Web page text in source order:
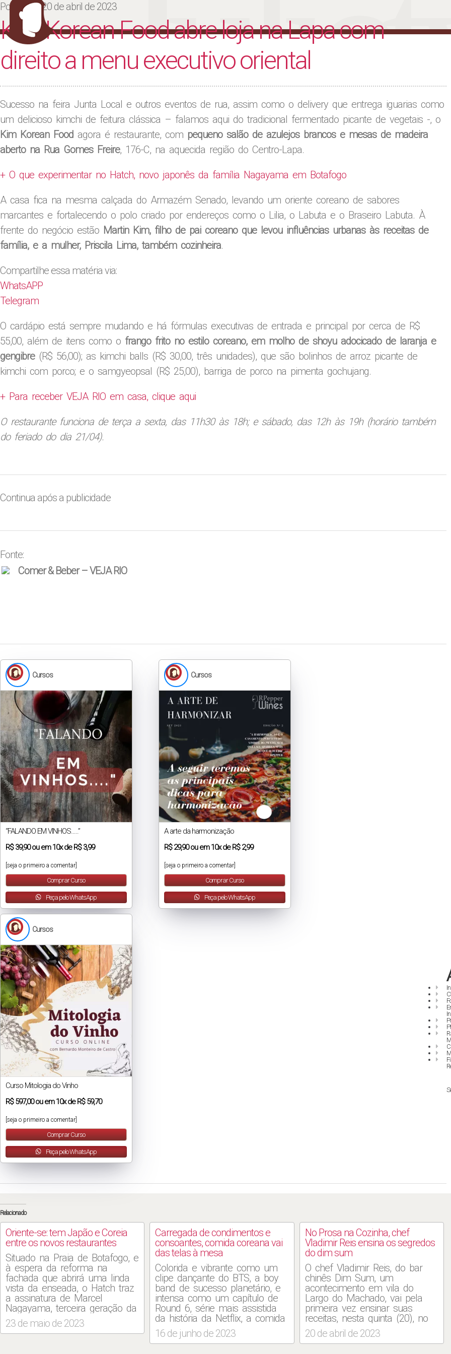
Posted on20 de abril de 2023
Kim Korean Food abre loja na Lapa com
direito a menu executivo oriental
Sucesso na feira Junta Local e outros eventos de rua, assim como o delivery que entrega iguarias como
um delicioso kimchi de feitura clássica – falamos aqui do tradicional fermentado picante de vegetais -, o
Kim Korean Food agora é restaurante, com pequeno salão de azulejos brancos e mesas de madeira
aberto na Rua Gomes Freire, 176-C, na aquecida região do Centro-Lapa.
+ O que experimentar no Hatch, novo japonês da família Nagayama em Botafogo
A casa fica na mesma calçada do Armazém Senado, levando um oriente coreano de sabores
marcantes e fortalecendo o polo criado por endereços como o Lilia, o Labuta e o Braseiro Labuta. À
frente do negócio estão Martin Kim, filho de pai coreano que levou influências urbanas às receitas de
família, e a mulher, Priscila Lima, também cozinheira.
Compartilhe essa matéria via:
WhatsAPP
Telegram
O cardápio está sempre mudando e há fórmulas executivas de entrada e principal por cerca de R$
55,00, além de itens como o frango frito no estilo coreano, em molho de shoyu adocicado de laranja e
gengibre(R$ 56,00); as kimchi balls (R$ 30,00, três unidades), que são bolinhos de arroz picante de
kimchi com porco; e o samgyeopsal (R$ 25,00), barriga de porco na pimenta gochujang.
+ Para receber VEJA RIO em casa, clique aqui
O restaurante funciona de terça a sexta, das 11h30 às 18h; e sábado, das 12h às 19h (horário também
do feriado do dia 21/04).
Continua após a publicidade
Fonte:
Comer & Beber – VEJA RIO
Cursos
“FALANDO EM VINHOS…..”
R$39,90ou em10xdeR$ 3,99
[seja o primeiro a comentar]
Comprar Curso
Peça pelo WhatsApp
Cursos
A arte da harmonização
R$29,90ou em10xdeR$ 2,99
[seja o primeiro a comentar]
Comprar Curso
Peça pelo WhatsApp
Cursos
Curso Mitologia do Vinho
R$597,00ou em10xdeR$ 59,70
[seja o primeiro a comentar]
Comprar Curso
Peça pelo WhatsApp
Relacionado
Oriente-se: tem Japão e Coreia
entre os novos restaurantes
Situado na Praia de Botafogo, e
à espera da reforma na
fachada que abrirá uma linda
vista da enseada, o Hatch traz
a assinatura de Marcel
Nagayama, terceira geração da
família criadora do premiado
Naga. No salão comprido com
23 de maio de 2023
Carregada de condimentos e
consoantes, comida coreana vai
das telas à mesa
Colorida e vibrante como um
clipe dançante do BTS, a boy
band de sucesso planetário, e
intensa como um capítulo de
Round 6, série mais assistida
da história da Netflix, a comida
sul-coreana é conhecida por
sua fusão de sabores, que
16 de junho de 2023
No Prosa na Cozinha, chef
Vladimir Reis ensina os segredos
do dim sum
O chef Vladimir Reis, do bar
chinês Dim Sum, um
acontecimento em vila do
Largo do Machado, vai pela
primeira vez ensinar suas
receitas, nesta quinta (20), no
Prosa na Cozinha, casa no
Horto sob o comando da
20 de abril de 2023